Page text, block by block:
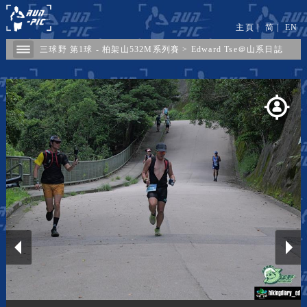
三球野 第1球 - 柏架山532M系列賽 > Edward Tse＠山系日誌
主頁 | 简| EN